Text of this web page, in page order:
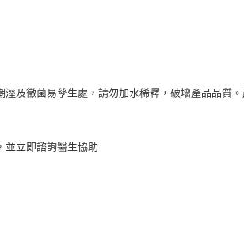
及黴菌易孳生處，請勿加水稀釋，破壞產品品質
並立即諮詢醫生協助